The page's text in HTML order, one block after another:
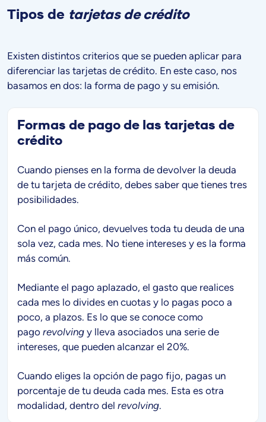
Tipos de tarjetas de crédito
Existen distintos criterios que se pueden aplicar para
diferenciar las tarjetas de crédito. En este caso, nos
basamos en dos: la forma de pago y su emisión.
Formas de pago de las tarjetas de
crédito
Cuando pienses en la forma de devolver la deuda
de tu tarjeta de crédito, debes saber que tienes tres
posibilidades.
Con el pago único, devuelves toda tu deuda de una
sola vez, cada mes. No tiene intereses y es la forma
más común.
Mediante el pago aplazado, el gasto que realices
cada mes lo divides en cuotas y lo pagas poco a
poco, a plazos. Es lo que se conoce como
pago revolving y lleva asociados una serie de
intereses, que pueden alcanzar el 20%.
Cuando eliges la opción de pago fijo, pagas un
porcentaje de tu deuda cada mes. Esta es otra
modalidad, dentro del revolving.